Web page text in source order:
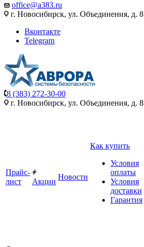
office@a383.ru
г. Новосибирск, ул. Объединения, д. 8
Вконтакте
Telegram
8 (383) 272-30-00
г. Новосибирск, ул. Объединения, д. 8
Прайс-
лист
Акции
Новости
Как купить
Условия
оплаты
Условия
доставки
Гарантия